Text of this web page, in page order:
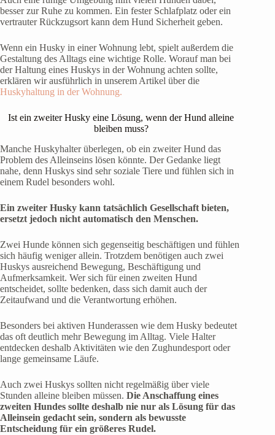
besser zur Ruhe zu kommen. Ein fester Schlafplatz oder ein
vertrauter Rückzugsort kann dem Hund Sicherheit geben.
Wenn ein Husky in einer Wohnung lebt, spielt außerdem die
Gestaltung des Alltags eine wichtige Rolle. Worauf man bei
der Haltung eines Huskys in der Wohnung achten sollte,
erklären wir ausführlich in unserem Artikel über die
Huskyhaltung in der Wohnung.
Ist ein zweiter Husky eine Lösung, wenn der Hund alleine
bleiben muss?
Manche Huskyhalter überlegen, ob ein zweiter Hund das
Problem des Alleinseins lösen könnte. Der Gedanke liegt
nahe, denn Huskys sind sehr soziale Tiere und fühlen sich in
einem Rudel besonders wohl.
Ein zweiter Husky kann tatsächlich Gesellschaft bieten,
ersetzt jedoch nicht automatisch den Menschen.
Zwei Hunde können sich gegenseitig beschäftigen und fühlen
sich häufig weniger allein. Trotzdem benötigen auch zwei
Huskys ausreichend Bewegung, Beschäftigung und
Aufmerksamkeit. Wer sich für einen zweiten Hund
entscheidet, sollte bedenken, dass sich damit auch der
Zeitaufwand und die Verantwortung erhöhen.
Besonders bei aktiven Hunderassen wie dem Husky bedeutet
das oft deutlich mehr Bewegung im Alltag. Viele Halter
entdecken deshalb Aktivitäten wie den Zughundesport oder
lange gemeinsame Läufe.
Auch zwei Huskys sollten nicht regelmäßig über viele
Stunden alleine bleiben müssen. Die Anschaffung eines
zweiten Hundes sollte deshalb nie nur als Lösung für das
Alleinsein gedacht sein, sondern als bewusste
Entscheidung für ein größeres Rudel.